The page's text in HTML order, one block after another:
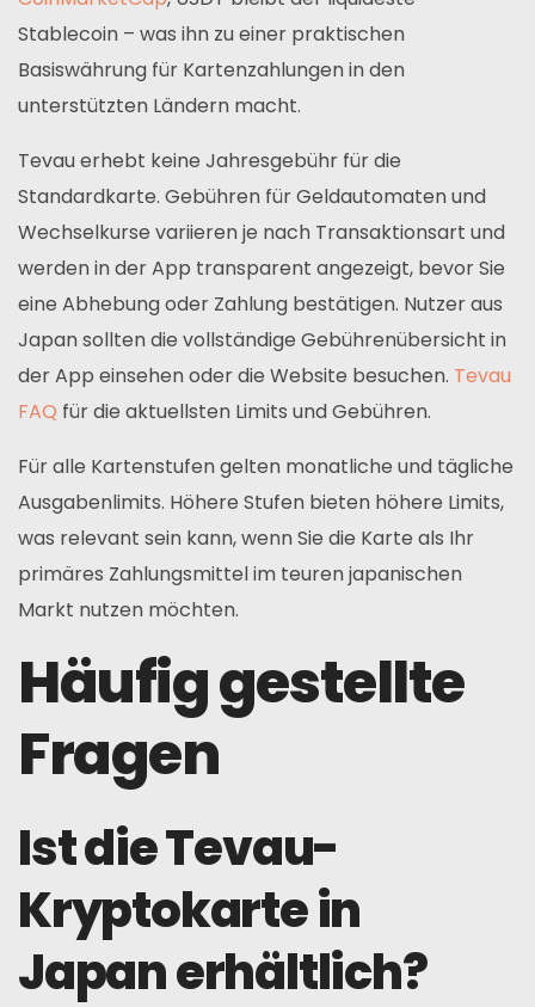
Stablecoin – was ihn zu einer praktischen
Basiswährung für Kartenzahlungen in den
unterstützten Ländern macht.
Tevau erhebt keine Jahresgebühr für die
Standardkarte. Gebühren für Geldautomaten und
Wechselkurse variieren je nach Transaktionsart und
werden in der App transparent angezeigt, bevor Sie
eine Abhebung oder Zahlung bestätigen. Nutzer aus
Japan sollten die vollständige Gebührenübersicht in
der App einsehen oder die Website besuchen. Tevau
FAQ für die aktuellsten Limits und Gebühren.
Für alle Kartenstufen gelten monatliche und tägliche
Ausgabenlimits. Höhere Stufen bieten höhere Limits,
was relevant sein kann, wenn Sie die Karte als Ihr
primäres Zahlungsmittel im teuren japanischen
Markt nutzen möchten.
Häufig gestellte
Fragen
Ist die Tevau-
Kryptokarte in
Japan erhältlich?